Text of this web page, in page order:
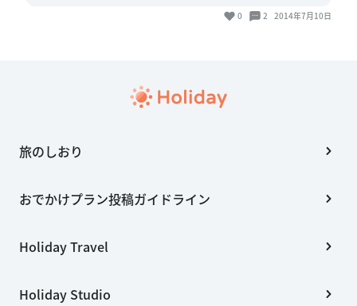
0 2 2014年7月10日
旅のしおり
おでかけプラン投稿ガイドライン
Holiday Travel
Holiday Studio